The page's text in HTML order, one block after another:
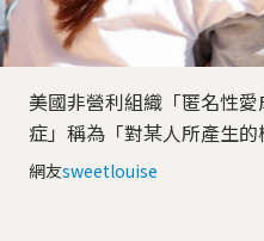
美國非營利組織「匿名性
症」稱為「對某人所產生的
網友sweetlouise